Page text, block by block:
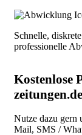
Schnelle,
professionelle
Kostenlose
Nutze dazu gern
Mail, SMS /